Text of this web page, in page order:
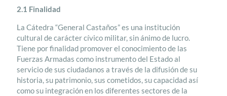
2.1 Finalidad
La Cátedra “General Castaños” es una institución
cultural de carácter cívico militar, sin ánimo de lucro.
Tiene por finalidad promover el conocimiento de las
Fuerzas Armadas como instrumento del Estado al
servicio de sus ciudadanos a través de la difusión de su
historia, su patrimonio, sus cometidos, su capacidad así
como su integración en los diferentes sectores de la